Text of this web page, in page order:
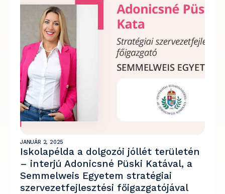
JANUÁR 2, 2025
Iskolapélda a dolgozói jóllét területén
– interjú Adonicsné Püski Katával, a
Semmelweis Egyetem stratégiai
szervezetfejlesztési főigazgatójával